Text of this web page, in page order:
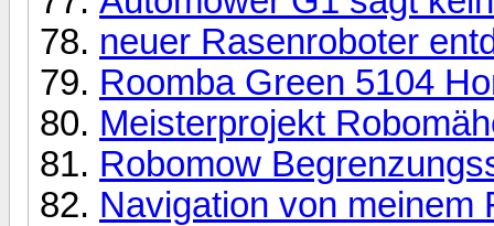
neuer Rasenroboter
Roomba Green 5104
Meisterprojekt
Robomow
Navigation von meinem